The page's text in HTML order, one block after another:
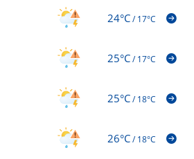
24°C/17°C
25°C/17°C
25°C/18°C
26°C/18°C